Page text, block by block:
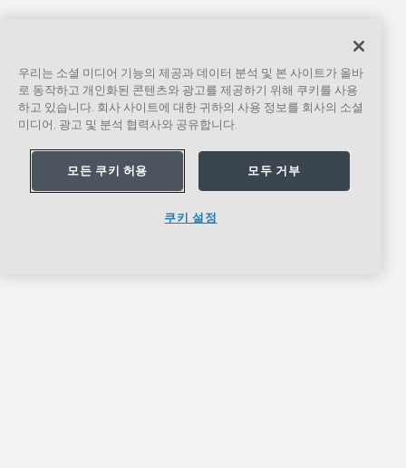
우리는 소셜 미디어 기능의 제공과 데이터 분석 및 본 사이트가 올바
로 동작하고 개인화된 콘텐츠와 광고를 제공하기 위해 쿠키를 사용
하고 있습니다. 회사 사이트에 대한 귀하의 사용 정보를 회사의 소셜
미디어, 광고 및 분석 협력사와 공유합니다.
모든 쿠키 허용 모두 거부
쿠키 설정